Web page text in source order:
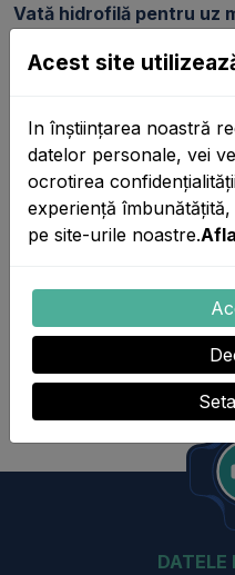
Vată hidrofilă pentru uz
Caracteristici:
-Testată alergologic;
-Produs igienizat prin
-Materialul din bumbac
pielea sensibilă;
-Preț pe bucată.
DATELE
Acest site
In înștiințarea noastră
datelor personale, vei
ocrotirea
experiență
pe site-urile noastre.